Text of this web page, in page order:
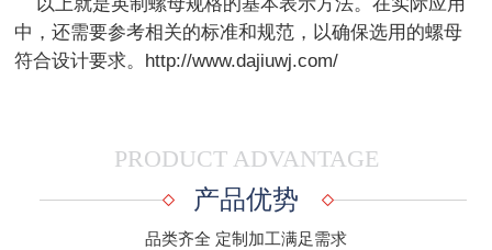
中，还需要参考相关的标准和规范，以确保选用的螺母
PRODUCT ADVANTAGE
产品优势
品类齐全 定制加工满足需求